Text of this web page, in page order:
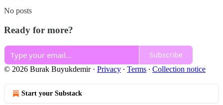
No posts
Ready for more?
Subscribe
© 2026 Burak Buyukdemir· Privacy ∙ Terms ∙ Collection notice
Start your Substack